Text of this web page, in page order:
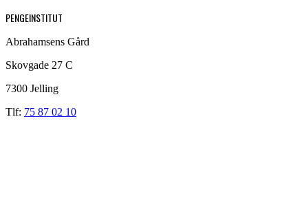
PENGEINSTITUT
Abrahamsens Gård
Skovgade 27 C
7300 Jelling
Tlf: 75 87 02 10